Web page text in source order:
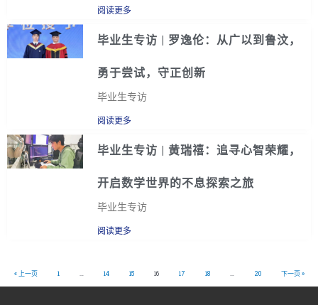
阅读更多
毕业生专访 | 罗逸伦：从广以到鲁汶，
勇于尝试，守正创新
毕业生专访
阅读更多
毕业生专访 | 黄瑞禧：追寻心智荣耀，
开启数学世界的不息探索之旅
毕业生专访
阅读更多
« 上一页 1 14 15 16 17 18 20 下一页 »